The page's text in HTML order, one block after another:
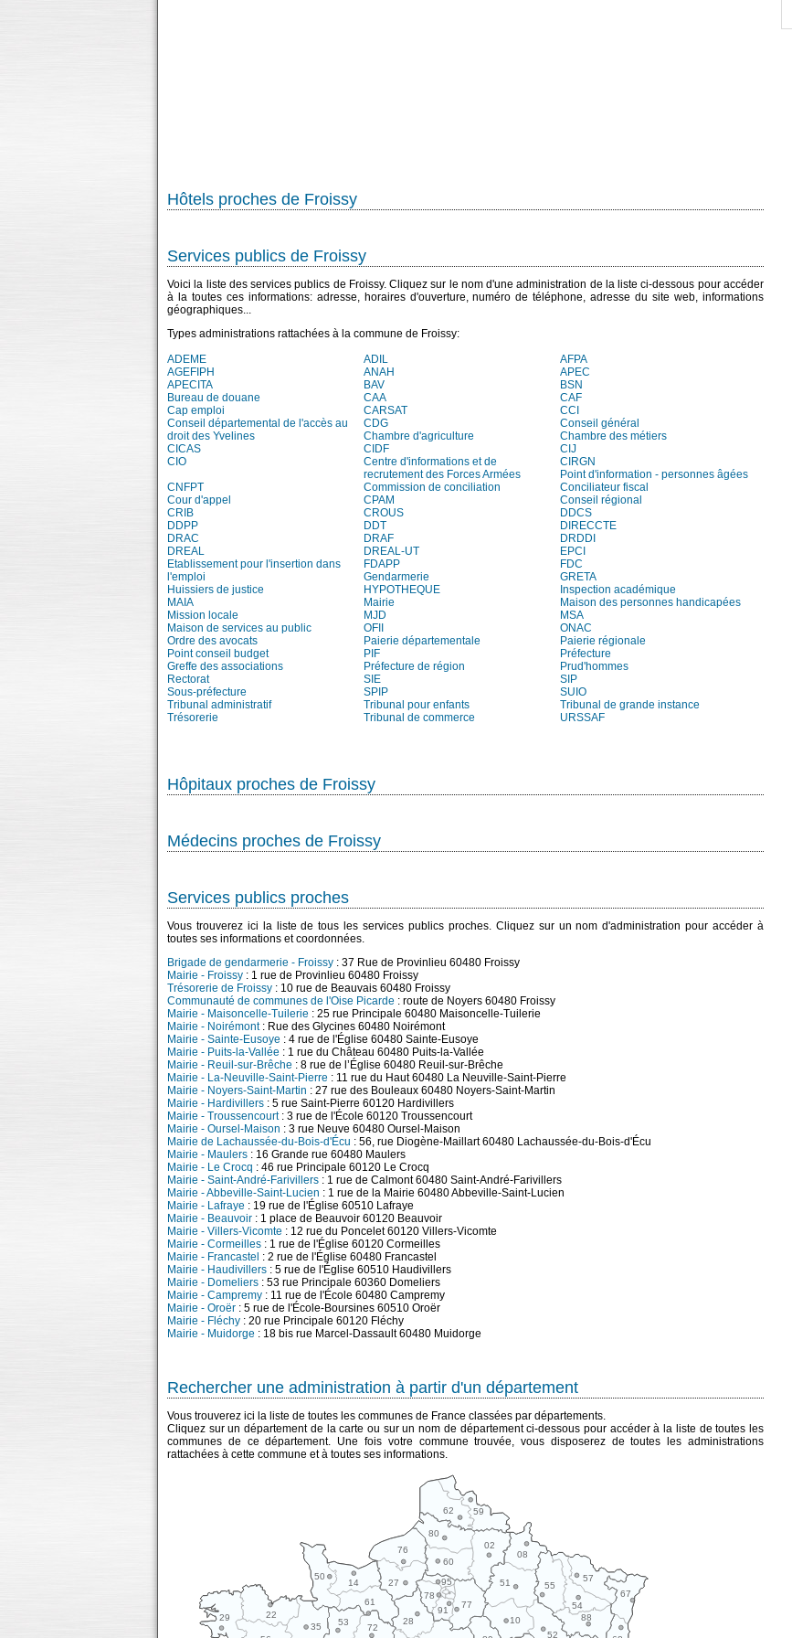
Hôtels proches de Froissy
Services publics de Froissy
Voici la liste des services publics de Froissy. Cliquez sur le nom d'une administration de la liste ci-dessous pour accéder
à la toutes ces informations: adresse, horaires d'ouverture, numéro de téléphone, adresse du site web, informations
géographiques...
Types administrations rattachées à la commune de Froissy:
ADEME
ADIL
AFPA
AGEFIPH
ANAH
APEC
APECITA
BAV
BSN
Bureau de douane
CAA
CAF
Cap emploi
CARSAT
CCI
Conseil départemental de l'accès au
droit des Yvelines
CDG
Conseil général
Chambre d'agriculture
Chambre des métiers
CICAS
CIDF
CIJ
CIO
Centre d'informations et de
recrutement des Forces Armées
CIRGN
Point d'information - personnes âgées
CNFPT
Commission de conciliation
Conciliateur fiscal
Cour d'appel
CPAM
Conseil régional
CRIB
CROUS
DDCS
DDPP
DDT
DIRECCTE
DRAC
DRAF
DRDDI
DREAL
DREAL-UT
EPCI
Etablissement pour l'insertion dans
l'emploi
FDAPP
FDC
Gendarmerie
GRETA
Huissiers de justice
HYPOTHEQUE
Inspection académique
MAIA
Mairie
Maison des personnes handicapées
Mission locale
MJD
MSA
Maison de services au public
OFII
ONAC
Ordre des avocats
Paierie départementale
Paierie régionale
Point conseil budget
PIF
Préfecture
Greffe des associations
Préfecture de région
Prud'hommes
Rectorat
SIE
SIP
Sous-préfecture
SPIP
SUIO
Tribunal administratif
Tribunal pour enfants
Tribunal de grande instance
Trésorerie
Tribunal de commerce URSSAF
Hôpitaux proches de Froissy
Médecins proches de Froissy
Services publics proches
Vous trouverez ici la liste de tous les services publics proches. Cliquez sur un nom d'administration pour accéder à
toutes ses informations et coordonnées.
Brigade de gendarmerie - Froissy : 37 Rue de Provinlieu 60480 Froissy
Mairie - Froissy : 1 rue de Provinlieu 60480 Froissy
Trésorerie de Froissy : 10 rue de Beauvais 60480 Froissy
Communauté de communes de l'Oise Picarde : route de Noyers 60480 Froissy
Mairie - Maisoncelle-Tuilerie : 25 rue Principale 60480 Maisoncelle-Tuilerie
Mairie - Noirémont: Rue des Glycines 60480 Noirémont
Mairie - Sainte-Eusoye : 4 rue de l'Église 60480 Sainte-Eusoye
Mairie - Puits-la-Vallée : 1 rue du Château 60480 Puits-la-Vallée
Mairie - Reuil-sur-Brêche : 8 rue de l’Église 60480 Reuil-sur-Brêche
Mairie - La-Neuville-Saint-Pierre : 11 rue du Haut 60480 La Neuville-Saint-Pierre
Mairie - Noyers-Saint-Martin : 27 rue des Bouleaux 60480 Noyers-Saint-Martin
Mairie - Hardivillers : 5 rue Saint-Pierre 60120 Hardivillers
Mairie - Troussencourt: 3 rue de l'École 60120 Troussencourt
Mairie - Oursel-Maison : 3 rue Neuve 60480 Oursel-Maison
Mairie de Lachaussée-du-Bois-d'Écu : 56, rue Diogène-Maillart 60480 Lachaussée-du-Bois-d'Écu
Mairie - Maulers : 16 Grande rue 60480 Maulers
Mairie - Le Crocq : 46 rue Principale 60120 Le Crocq
Mairie - Saint-André-Farivillers : 1 rue de Calmont 60480 Saint-André-Farivillers
Mairie - Abbeville-Saint-Lucien : 1 rue de la Mairie 60480 Abbeville-Saint-Lucien
Mairie - Lafraye : 19 rue de l'Église 60510 Lafraye
Mairie - Beauvoir : 1 place de Beauvoir 60120 Beauvoir
Mairie - Villers-Vicomte : 12 rue du Poncelet 60120 Villers-Vicomte
Mairie - Cormeilles : 1 rue de l'Église 60120 Cormeilles
Mairie - Francastel : 2 rue de l'Église 60480 Francastel
Mairie - Haudivillers : 5 rue de l'Église 60510 Haudivillers
Mairie - Domeliers : 53 rue Principale 60360 Domeliers
Mairie - Campremy : 11 rue de l'École 60480 Campremy
Mairie - Oroër : 5 rue de l'École-Boursines 60510 Oroër
Mairie - Fléchy : 20 rue Principale 60120 Fléchy
Mairie - Muidorge : 18 bis rue Marcel-Dassault 60480 Muidorge
Rechercher une administration à partir d'un département
Vous trouverez ici la liste de toutes les communes de France classées par départements.
Cliquez sur un département de la carte ou sur un nom de département ci-dessous pour accéder à la liste de toutes les
communes de ce département. Une fois votre commune trouvée, vous disposerez de toutes les administrations
rattachées à cette commune et à toutes ses informations.
10
14
22
27
28
29
35
50
51
52
53
54
55
57
59
60
61
62
67
02
08
72
76
77
78
80
88
91
95